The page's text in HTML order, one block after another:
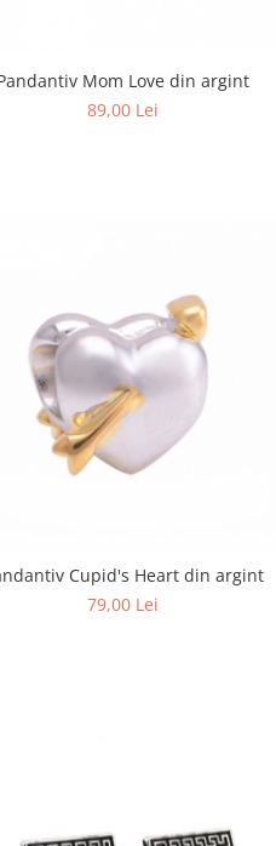
Mom Love din argint
89,00 Lei
Cupid's Heart din argint
79,00 Lei